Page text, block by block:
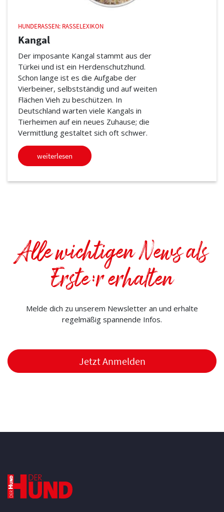
HUNDERASSEN: RASSELEXIKON
Kangal
Der imposante Kangal stammt aus der
Türkei und ist ein Herdenschutzhund.
Schon lange ist es die Aufgabe der
Vierbeiner, selbstständig und auf weiten
Flächen Vieh zu beschützen. In
Deutschland warten viele Kangals in
Tierheimen auf ein neues Zuhause; die
Vermittlung gestaltet sich oft schwer.
weiterlesen
Alle wichtigen News als
Erste:r erhalten
Melde dich zu unserem Newsletter an und erhalte
regelmäßig spannende Infos.
Jetzt Anmelden